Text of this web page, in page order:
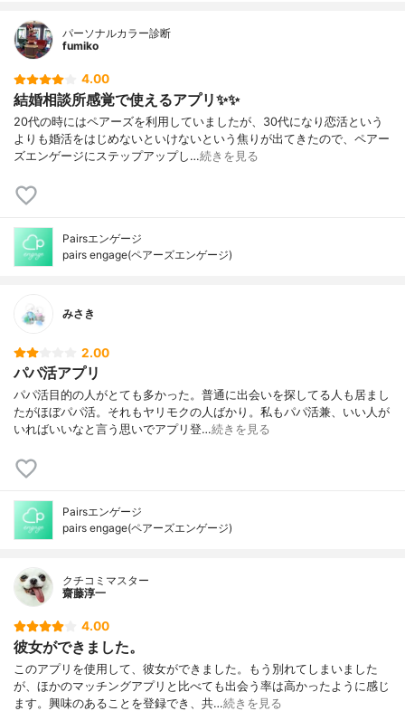
パーソナルカラー診断
fumiko
4.00
結婚相談所感覚で使えるアプリ✨✨
20代の時にはペアーズを利用していましたが、30代になり恋活という
よりも婚活をはじめないといけないという焦りが出てきたので、ペアー
ズエンゲージにステップアップし…続きを見る
Pairsエンゲージ
pairs engage(ペアーズエンゲージ)
みさき
2.00
パパ活アプリ
パパ活目的の人がとても多かった。普通に出会いを探してる人も居まし
たがほぼパパ活。それもヤリモクの人ばかり。私もパパ活兼、いい人が
いればいいなと言う思いでアプリ登…続きを見る
Pairsエンゲージ
pairs engage(ペアーズエンゲージ)
クチコミマスター
齋藤淳一
4.00
彼女ができました。
このアプリを使用して、彼女ができました。もう別れてしまいました
が、ほかのマッチングアプリと比べても出会う率は高かったように感じ
ます。興味のあることを登録でき、共…続きを見る